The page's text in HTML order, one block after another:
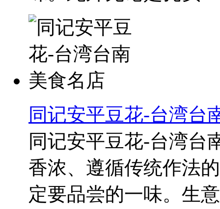
同记安平豆花-台湾台
同记安平豆花-台湾台
香浓、遵循传统作法
定要品尝的一味。生